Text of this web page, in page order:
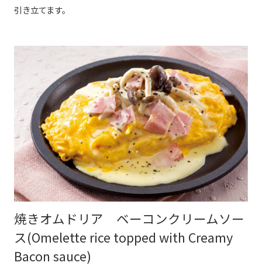
引き立てます。
焼きオムドリア ベーコンクリームソー
ス(Omelette rice topped with Creamy
Bacon sauce)